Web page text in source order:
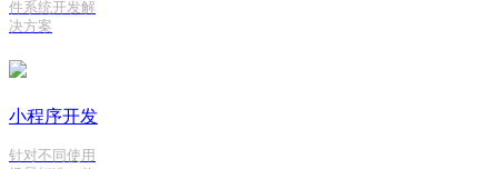
件系统开发解
决方案
小程序开发
针对不同使用